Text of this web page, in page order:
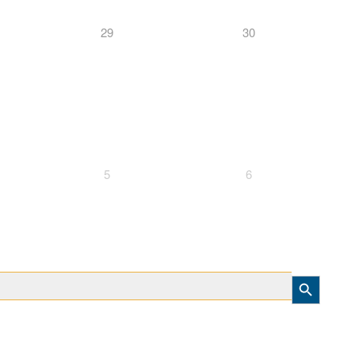
29 30
5 6
Search Button